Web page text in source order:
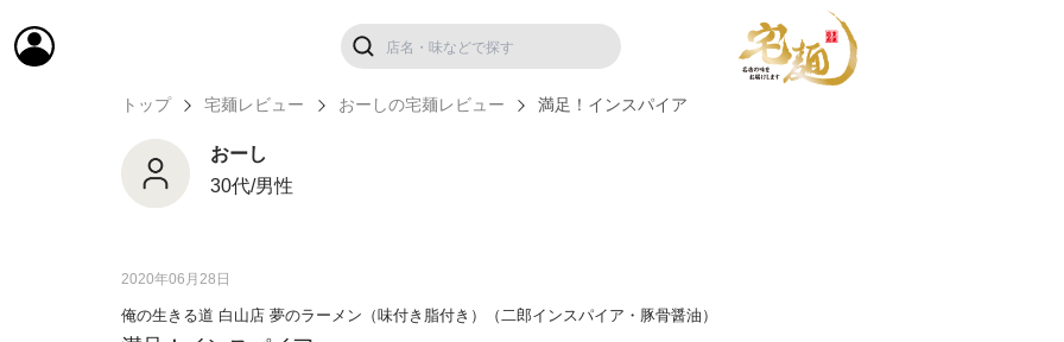
トップ 宅麺レビュー おーしの宅麺レビュー 満足！インスパイア
おーし
30代/男性
2020年06月28日
俺の生きる道 白山店 夢のラーメン（味付き脂付き）（二郎インスパイア・豚骨醤油）